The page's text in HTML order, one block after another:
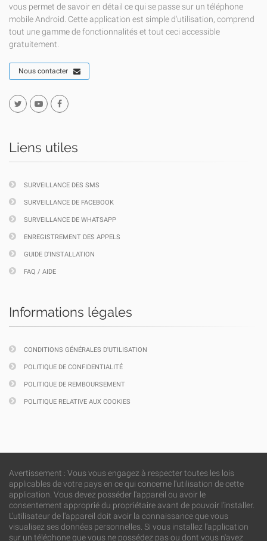
vous permet de savoir en détail ce qui se passe sur un téléphone
mobile Android. Cette application est simple d'utilisation, comprend
tout une gamme de fonctionnalités et tout ceci accessible
gratuitement.
Nous contacter
Liens utiles
SURVEILLANCE DES SMS
SURVEILLANCE DE FACEBOOK
SURVEILLANCE DE WHATSAPP
ENREGISTREMENT DES APPELS
GUIDE D'INSTALLATION
FAQ / AIDE
Informations légales
CONDITIONS GÉNÉRALES D'UTILISATION
POLITIQUE DE CONFIDENTIALITÉ
POLITIQUE DE REMBOURSEMENT
POLITIQUE RELATIVE AUX COOKIES
Avertissement : Vous vous engagez à respecter toutes les lois
applicables de votre pays en ce qui concerne l'utilisation de cette
application. Vous devez posséder l'appareil ou avoir le
consentement approprié du propriétaire avant de pouvoir l'installer.
L'utilisateur de l'appareil doit avoir la connaissance que vous
visualisez ses données personnelles. Si vous installez l'application
sur un téléphone que vous ne possédez pas ou dont vous n'avez